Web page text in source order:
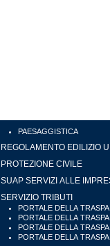
PAESAGGISTICA
REGOLAMENTO EDILIZIO
PROTEZIONE CIVILE
SUAP SERVIZI ALLE
SERVIZIO TRIBUTI
PORTALE DELLA
PORTALE DELLA
PORTALE DELLA
PORTALE DELLA